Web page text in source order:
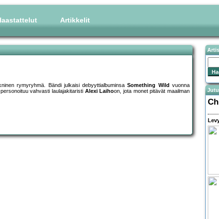
Artikkelit
rymyryhmä. Bändi julkaisi debyyttialbuminsaSomething Wild vuonna
vahvasti laulajakitaristi Alexi Laihoon, jota monet pitävät maailman